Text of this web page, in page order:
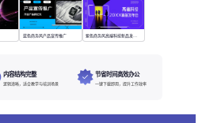
蓝色商务风产品宣传推广 紫色商务风高端科技新品发布会
内容结构完整
逻辑清晰，适合教学与培训场景
节省时间高效办公
一键下载即用，提升工作效率